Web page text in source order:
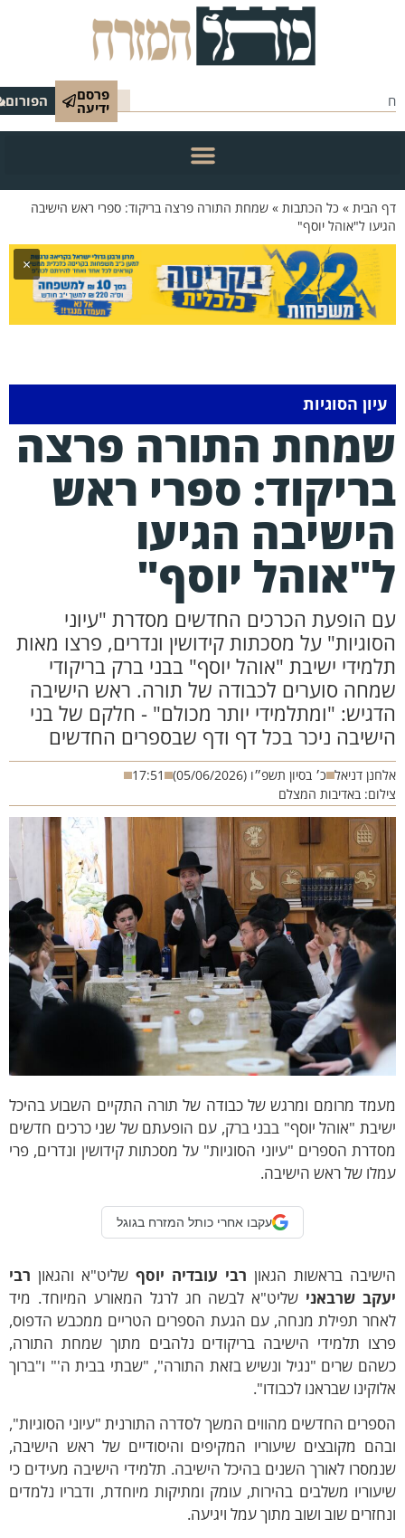
פרסם
ידיעה הפורום
הבית»כל הכתבות»שמחת התורה פרצה בריקוד: ספרי ראש הישיבה
ל"אוהל יוסף"
×
עיון הסוגיות
התורה פרצה
ספרי ראש
הגיעו
יוסף"
הופעת הכרכים החדשים מסדרת "עיוני
על מסכתות קידושין ונדרים, פרצו מאות
ישיבת "אוהל יוסף" בבני ברק בריקודי
סוערים לכבודה של תורה. ראש הישיבה
"ומתלמידי יותר מכולם" - חלקם של בני
ניכר בכל דף ודף שבספרים החדשים
דניאל כ׳ בסיון תשפ״ו (05/06/2026)
17:51
באדיבות המצלם
מרומם ומרגש של כבודה של תורה התקיים השבוע בהיכל
"אוהל יוסף" בבני ברק, עם הופעתם של שני כרכים חדשים
הספרים "עיוני הסוגיות" על מסכתות קידושין ונדרים, פרי
של ראש הישיבה.
עקבו אחרי כותל המזרח בגוגל
בראשות הגאוןרבי עובדיה יוסףשליט"א והגאוןרבי
שרבאנישליט"א לבשה חג לרגל המאורע המיוחד. מיד
תפילת מנחה, עם הגעת הספרים הטריים ממכבש הדפוס,
תלמידי הישיבה בריקודים נלהבים מתוך שמחת התורה,
שרים "נגיל ונשיש בזאת התורה", "שבתי בבית ה'" ו"ברוך
שבראנו לכבודו".
החדשים מהווים המשך לסדרה התורנית "עיוני הסוגיות",
מקובצים שיעוריו המקיפים והיסודיים של ראש הישיבה,
לאורך השנים בהיכל הישיבה. תלמידי הישיבה מעידים כי
משלבים בהירות, עומק ומתיקות מיוחדת, ודבריו נלמדים
שוב ושוב מתוך עמל ויגיעה.